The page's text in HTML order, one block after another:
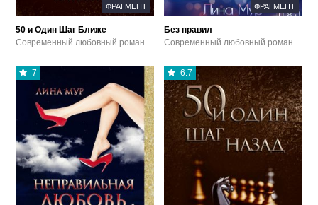
ФРАГМЕНТ
50 и Один Шаг Ближе
Современный любовный роман / Эротика / Аудиокниги
ФРАГМЕНТ
Без правил
Современный любовный роман / Эротика / Аудиокниги
7 6.7